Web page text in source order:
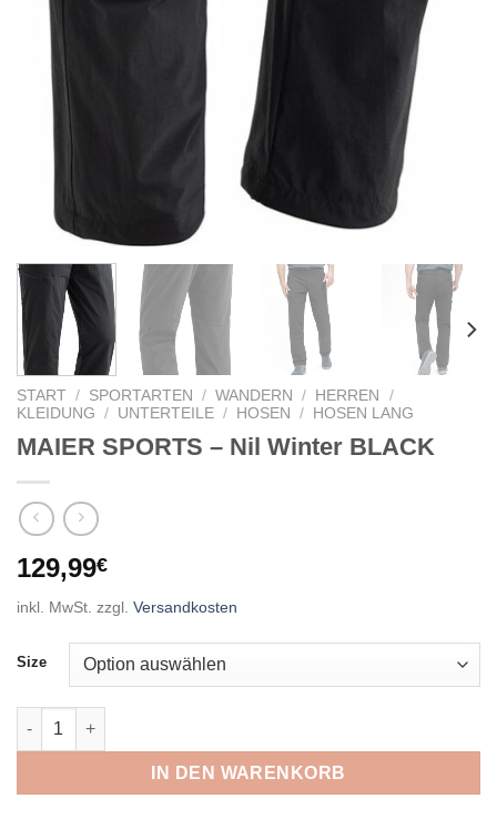
START / SPORTARTEN / WANDERN / HERREN
/
KLEIDUNG
/ UNTERTEILE / HOSEN / HOSEN LANG
MAIER SPORTS – Nil Winter BLACK
129,99€
inkl. MwSt. zzgl. Versandkosten
Size
MAIER SPORTS - Nil Winter BLACK Menge
IN DEN WARENKORB